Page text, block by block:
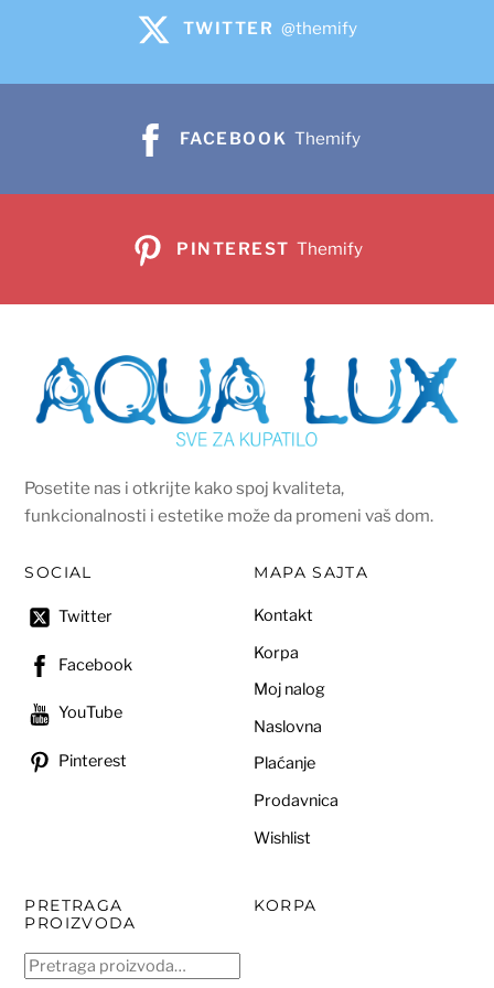
TWITTER @themify
FACEBOOK Themify
PINTEREST Themify
Posetite nas i otkrijte kako spoj kvaliteta,
funkcionalnosti i estetike može da promeni vaš dom.
SOCIAL
Twitter
Facebook
YouTube
Pinterest
MAPA SAJTA
Kontakt
Korpa
Moj nalog
Naslovna
Plaćanje
Prodavnica
Wishlist
PRETRAGA
PROIZVODA
Pretraga
KORPA